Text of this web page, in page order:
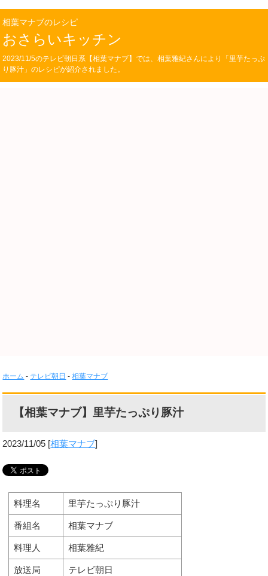
相葉マナブのレシピ
おさらいキッチン
2023/11/5のテレビ朝日系【相葉マナブ】では、相葉雅紀さんにより「里芋たっぷ
り豚汁」のレシピが紹介されました。
ホーム - テレビ朝日 -相葉マナブ
【相葉マナブ】里芋たっぷり豚汁
2023/11/05 [相葉マナブ]
料理名 里芋たっぷり豚汁
番組名 相葉マナブ
料理人 相葉雅紀
放送局 テレビ朝日